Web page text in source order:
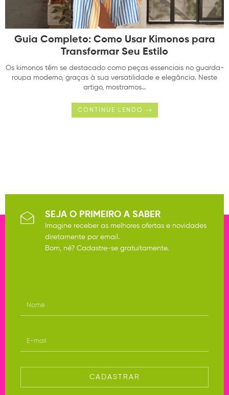
Guia Completo: Como Usar Kimonos para
Transformar Seu Estilo
Os kimonos têm se destacado como peças essenciais no guarda-
roupa moderno, graças à sua versatilidade e elegância. Neste
artigo, mostramos…
CONTINUE LENDO
SEJA O PRIMEIRO A SABER
Imagine receber as melhores ofertas e novidades
diretamente por email.
Bom, né? Cadastre-se gratuitamente.
CADASTRAR